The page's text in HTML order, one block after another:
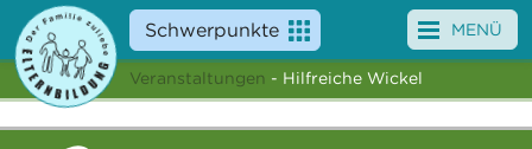
Schwerpunkte
Angebote
Veranstaltungen
MENÜ
Veranstaltungen - Hilfreiche Wickel